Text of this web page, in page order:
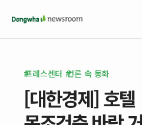
프레스센터 언론 속 동화
[대한경제] 호